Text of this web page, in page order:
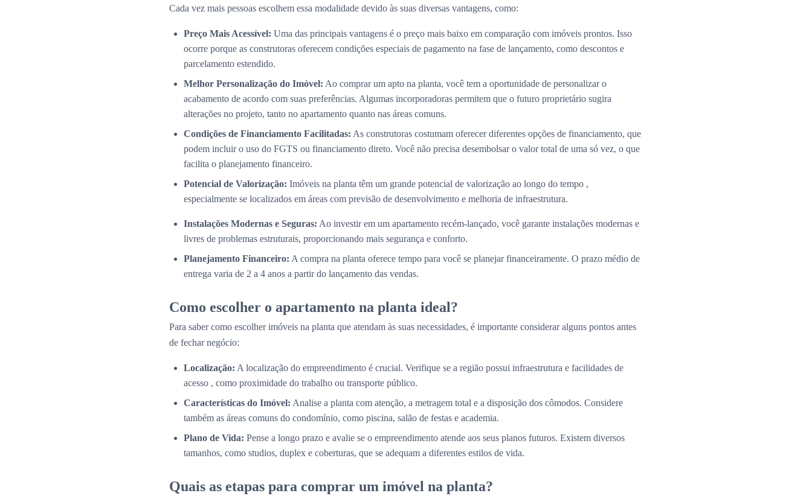
Cada vez mais pessoas escolhem essa modalidade devido às suas diversas vantagens, como:
Preço Mais Acessível: Uma das principais vantagens é o preço mais baixo em comparação com imóveis prontos. Isso
ocorre porque as construtoras oferecem condições especiais de pagamento na fase de lançamento, como descontos e
parcelamento estendido.
Melhor Personalização do Imóvel: Ao comprar um apto na planta, você tem a oportunidade de personalizar o
acabamento de acordo com suas preferências. Algumas incorporadoras permitem que o futuro proprietário sugira
alterações no projeto, tanto no apartamento quanto nas áreas comuns.
Condições de Financiamento Facilitadas: As construtoras costumam oferecer diferentes opções de financiamento, que
podem incluir o uso do FGTS ou financiamento direto. Você não precisa desembolsar o valor total de uma só vez, o que
facilita o planejamento financeiro.
Potencial de Valorização: Imóveis na planta têm um grande potencial de valorização ao longo do tempo ,
especialmente se localizados em áreas com previsão de desenvolvimento e melhoria de infraestrutura.
Instalações Modernas e Seguras: Ao investir em um apartamento recém-lançado, você garante instalações modernas e
livres de problemas estruturais, proporcionando mais segurança e conforto.
Planejamento Financeiro: A compra na planta oferece tempo para você se planejar financeiramente. O prazo médio de
entrega varia de 2 a 4 anos a partir do lançamento das vendas.
Como escolher o apartamento na planta ideal?
Para saber como escolher imóveis na planta que atendam às suas necessidades, é importante considerar alguns pontos antes
de fechar negócio:
Localização: A localização do empreendimento é crucial. Verifique se a região possui infraestrutura e facilidades de
acesso , como proximidade do trabalho ou transporte público.
Características do Imóvel: Analise a planta com atenção, a metragem total e a disposição dos cômodos. Considere
também as áreas comuns do condomínio, como piscina, salão de festas e academia.
Plano de Vida: Pense a longo prazo e avalie se o empreendimento atende aos seus planos futuros. Existem diversos
tamanhos, como studios, duplex e coberturas, que se adequam a diferentes estilos de vida.
Quais as etapas para comprar um imóvel na planta?